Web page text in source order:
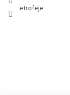
etrofeje